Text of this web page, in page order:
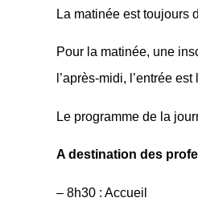
La matinée est toujours
Pour la matinée, une
l’après-midi, l’entrée est
Le programme de la
A destination des
– 8h30 : Accueil